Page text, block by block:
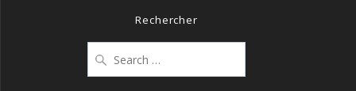
Rechercher
for: